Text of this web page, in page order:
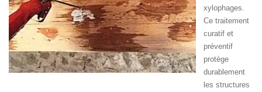
xylophages.
Ce traitement
curatif et
préventif
protège
durablement
les structures